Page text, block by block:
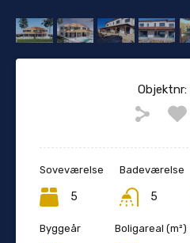
Objektnr:
Soveværelse
5
Badeværelse
5
Byggeår Boligareal (m²)